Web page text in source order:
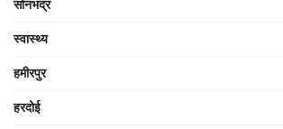
सोनभद्र
स्वास्थ्य
हमीरपुर
हरदोई